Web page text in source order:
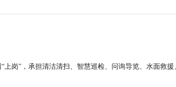
上岗”，承担清洁清扫、智慧巡检、问询导览、水面救援